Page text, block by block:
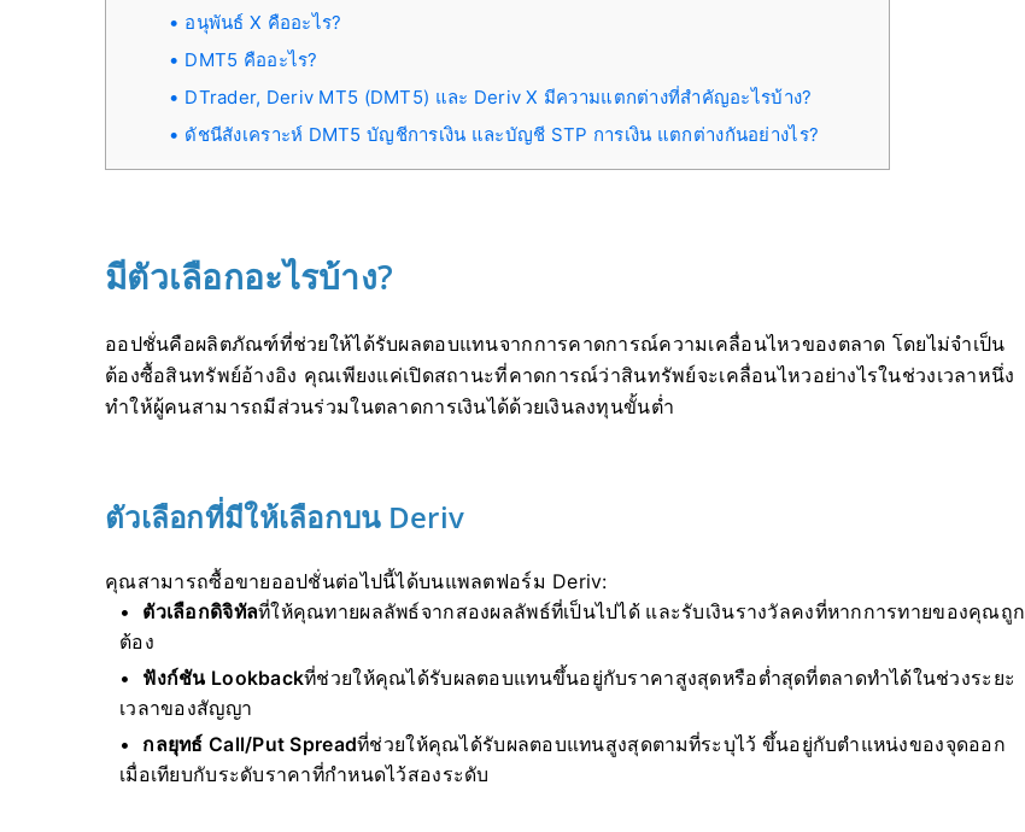
อนุพันธ์ X คืออะไร?
DMT5 คืออะไร?
DTrader, Deriv MT5 (DMT5) และ Deriv X มีความแตกต่างที่สำคัญอะไรบ้าง?
ดัชนีสังเคราะห์ DMT5 บัญชีการเงิน และบัญชี STP การเงิน แตกต่างกันอย่างไร?
มีตัวเลือกอะไรบ้าง?
ออปชั่นคือผลิตภัณฑ์ที่ช่วยให้ได้รับผลตอบแทนจากการคาดการณ์ความเคลื่อนไหวของตลาด โดยไม่จำเป็น
ต้องซื้อสินทรัพย์อ้างอิง คุณเพียงแค่เปิดสถานะที่คาดการณ์ว่าสินทรัพย์จะเคลื่อนไหวอย่างไรในช่วงเวลาหนึ่ง
ทำให้ผู้คนสามารถมีส่วนร่วมในตลาดการเงินได้ด้วยเงินลงทุนขั้นต่ำ
ตัวเลือกที่มีให้เลือกบน Deriv
คุณสามารถซื้อขายออปชั่นต่อไปนี้ได้บนแพลตฟอร์ม Deriv:
ตัวเลือกดิจิทัลที่ให้คุณทายผลลัพธ์จากสองผลลัพธ์ที่เป็นไปได้ และรับเงินรางวัลคงที่หากการทายของคุณถูก
ต้อง
ฟังก์ชัน Lookbackที่ช่วยให้คุณได้รับผลตอบแทนขึ้นอยู่กับราคาสูงสุดหรือต่ำสุดที่ตลาดทำได้ในช่วงระยะ
เวลาของสัญญา
กลยุทธ์ Call/Put Spreadที่ช่วยให้คุณได้รับผลตอบแทนสูงสุดตามที่ระบุไว้ ขึ้นอยู่กับตำแหน่งของจุดออก
เมื่อเทียบกับระดับราคาที่กำหนดไว้สองระดับ